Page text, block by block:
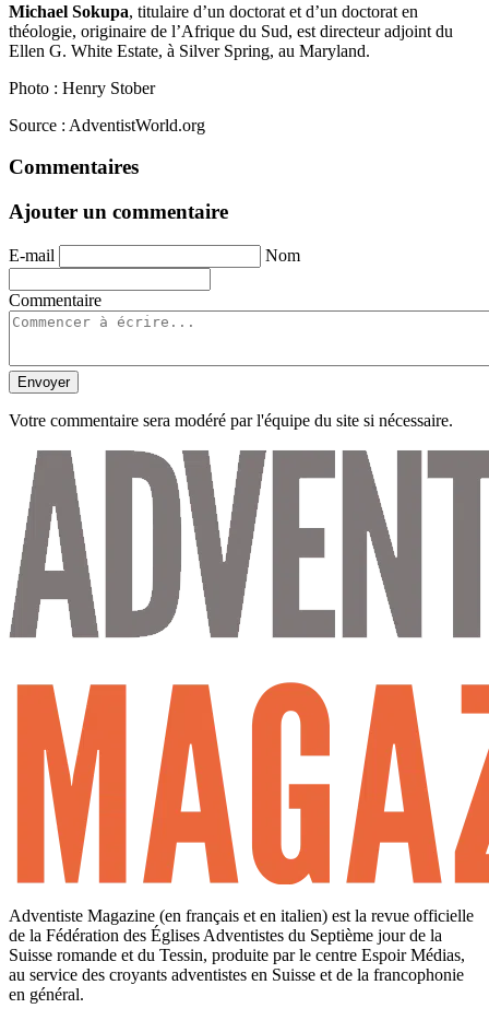
Michael Sokupa, titulaire d’un doctorat et d’un doctorat en
théologie, originaire de l’Afrique du Sud, est directeur adjoint du
Ellen G. White Estate, à Silver Spring, au Maryland.
Photo : Henry Stober
Source : AdventistWorld.org
Commentaires
Ajouter un commentaire
E-mail Nom
Commentaire
Envoyer
Votre commentaire sera modéré par l'équipe du site si nécessaire.
Adventiste Magazine (en français et en italien) est la revue officielle
de la Fédération des Églises Adventistes du Septième jour de la
Suisse romande et du Tessin, produite par le centre Espoir Médias,
au service des croyants adventistes en Suisse et de la francophonie
en général.